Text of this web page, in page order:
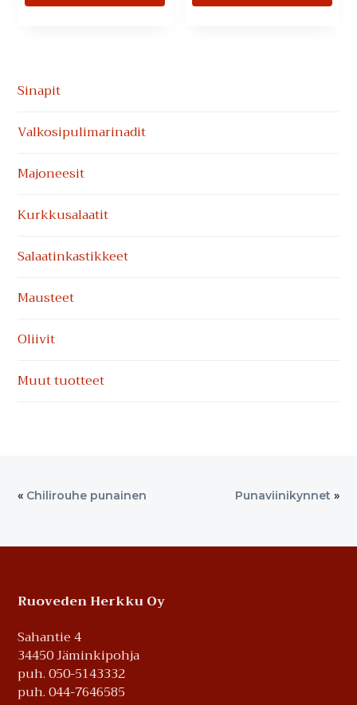
Ensisijainen
sivupalkki
Sinapit
Valkosipuli­marinadit
Majoneesit
Kurkkusalaatit
Salaatinkastikkeet
Mausteet
Oliivit
Muut tuotteet
« Chilirouhe punainen Punaviinikynnet »
Footer
Ruoveden Herkku Oy
Sahantie 4
34450 Jäminkipohja
puh. 050-5143332
puh. 044-7646585